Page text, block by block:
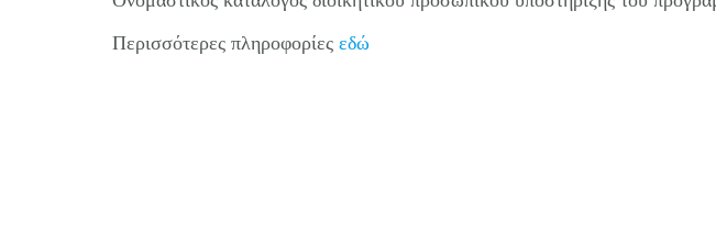
Περισσότερες πληροφορίες εδώ